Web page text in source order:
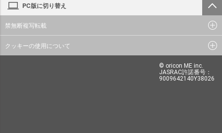
PC版に切り替え
禁無断複写転載
クッキーの使用について
© oricon ME inc.
JASRAC許諾番号：
9009642140Y38026